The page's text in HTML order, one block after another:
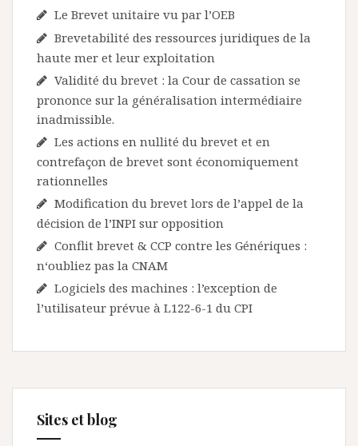
Le Brevet unitaire vu par l’OEB
Brevetabilité des ressources juridiques de la
haute mer et leur exploitation
Validité du brevet : la Cour de cassation se
prononce sur la généralisation intermédiaire
inadmissible.
Les actions en nullité du brevet et en
contrefaçon de brevet sont économiquement
rationnelles
Modification du brevet lors de l’appel de la
décision de l’INPI sur opposition
Conflit brevet & CCP contre les Génériques :
n‘oubliez pas la CNAM
Logiciels des machines : l’exception de
l’utilisateur prévue à L122-6-1 du CPI
Sites et blog